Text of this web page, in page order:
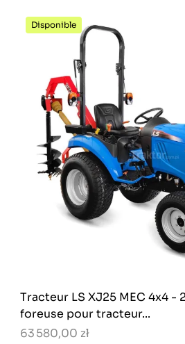
Disponible
Tracteur LS XJ25 MEC 4x4 -
foreuse pour tracteur...
63 580,00 zł